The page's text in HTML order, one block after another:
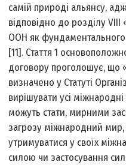
самій природі альянсу,
відповідно до розділу VIII
ООН як
[11]. Стаття 1
договору проголошує, що
визначено у Статуті
вирішувати усі
можуть стати, мирними
загрозу міжнародний мир,
утримуватися у своїх
силою чи застосування